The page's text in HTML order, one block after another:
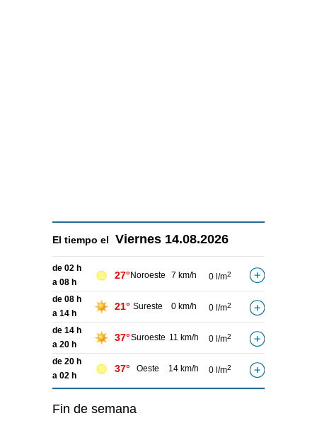
El tiempo el Viernes 14.08.2026
de 02 h
a 08 h
27° Noroeste 7 km/h 0 l/m2
de 08 h
a 14 h
21° Sureste 0 km/h 0 l/m2
de 14 h
a 20 h
37°Suroeste 11 km/h 0 l/m2
de 20 h
a 02 h
37° Oeste 14 km/h 0 l/m2
Fin de semana